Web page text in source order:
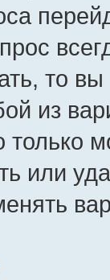
то
из
только
или